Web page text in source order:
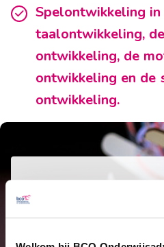
Spelontwikkeling
taalontwikkeling,
ontwikkeling, de
ontwikkeling en de
ontwikkeling.
De deelnemers
handvatten en